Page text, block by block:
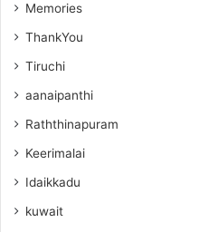
Memories
ThankYou
Tiruchi
aanaipanthi
Raththinapuram
Keerimalai
Idaikkadu
kuwait